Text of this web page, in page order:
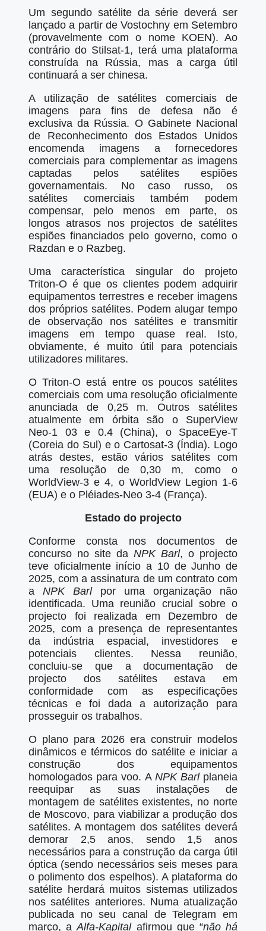
Um segundo satélite da série deverá ser
lançado a partir de Vostochny em Setembro
(provavelmente com o nome KOEN). Ao
contrário do Stilsat-1, terá uma plataforma
construída na Rússia, mas a carga útil
continuará a ser chinesa.
A utilização de satélites comerciais de
imagens para fins de defesa não é
exclusiva da Rússia. O Gabinete Nacional
de Reconhecimento dos Estados Unidos
encomenda imagens a fornecedores
comerciais para complementar as imagens
captadas pelos satélites espiões
governamentais. No caso russo, os
satélites comerciais também podem
compensar, pelo menos em parte, os
longos atrasos nos projectos de satélites
espiões financiados pelo governo, como o
Razdan e o Razbeg.
Uma característica singular do projeto
Triton-O é que os clientes podem adquirir
equipamentos terrestres e receber imagens
dos próprios satélites. Podem alugar tempo
de observação nos satélites e transmitir
imagens em tempo quase real. Isto,
obviamente, é muito útil para potenciais
utilizadores militares.
O Triton-O está entre os poucos satélites
comerciais com uma resolução oficialmente
anunciada de 0,25 m. Outros satélites
atualmente em órbita são o SuperView
Neo-1 03 e 0.4 (China), o SpaceEye-T
(Coreia do Sul) e o Cartosat-3 (Índia). Logo
atrás destes, estão vários satélites com
uma resolução de 0,30 m, como o
WorldView-3 e 4, o WorldView Legion 1-6
(EUA) e o Pléiades-Neo 3-4 (França).
Estado do projecto
Conforme consta nos documentos de
concurso no site da NPK Barl, o projecto
teve oficialmente início a 10 de Junho de
2025, com a assinatura de um contrato com
a NPK Barlpor uma organização não
identificada. Uma reunião crucial sobre o
projecto foi realizada em Dezembro de
2025, com a presença de representantes
da indústria espacial, investidores e
potenciais clientes. Nessa reunião,
concluiu-se que a documentação de
projecto dos satélites estava em
conformidade com as especificações
técnicas e foi dada a autorização para
prosseguir os trabalhos.
O plano para 2026 era construir modelos
dinâmicos e térmicos do satélite e iniciar a
construção dos equipamentos
homologados para voo. A NPK Barlplaneia
reequipar as suas instalações de
montagem de satélites existentes, no norte
de Moscovo, para viabilizar a produção dos
satélites. A montagem dos satélites deverá
demorar 2,5 anos, sendo 1,5 anos
necessários para a construção da carga útil
óptica (sendo necessários seis meses para
o polimento dos espelhos). A plataforma do
satélite herdará muitos sistemas utilizados
nos satélites anteriores. Numa atualização
publicada no seu canal de Telegram em
março, aAlfa-Kapitalafirmou que “não há